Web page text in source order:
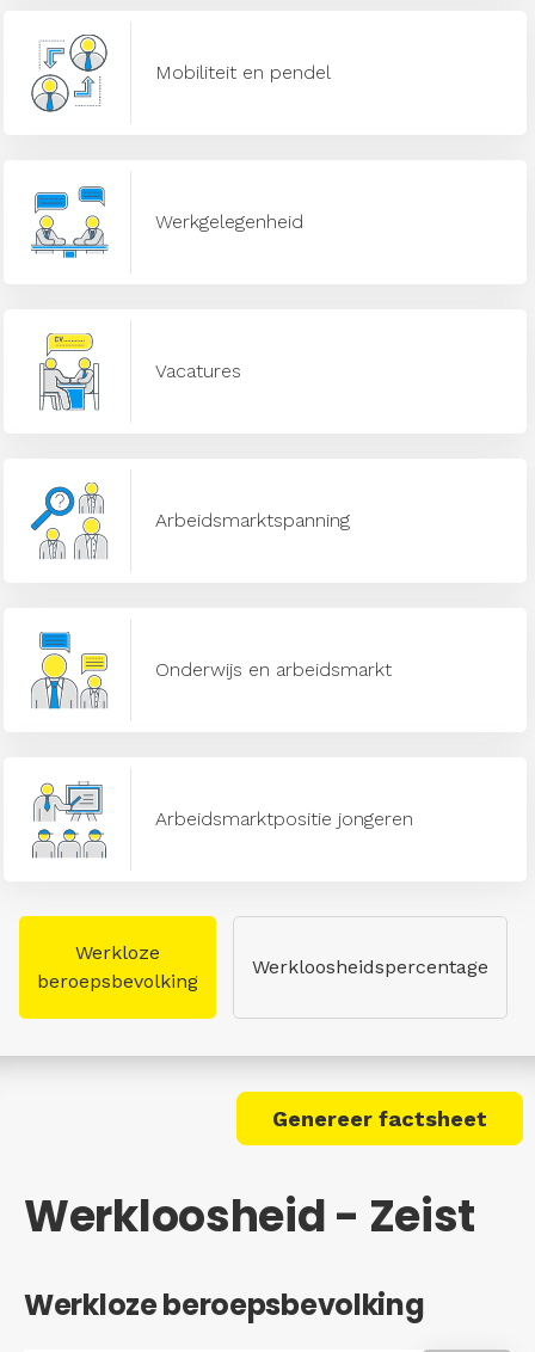
Mobiliteit en pendel
Werkgelegenheid
Vacatures
Arbeidsmarktspanning
Onderwijs en arbeidsmarkt
Arbeidsmarktpositie jongeren
Werkloze
beroepsbevolking
Werkloosheidspercentage
Genereer factsheet
Werkloosheid - Zeist
Werkloze beroepsbevolking